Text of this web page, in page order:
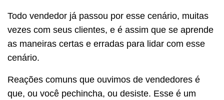
Todo vendedor já passou por esse cenário, muitas
vezes com seus clientes, e é assim que se aprende
as maneiras certas e erradas para lidar com esse
cenário.
Reações comuns que ouvimos de vendedores é
que, ou você pechincha, ou desiste. Esse é um